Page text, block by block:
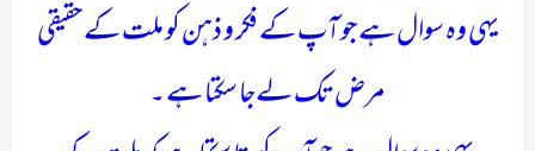
یہی وہ سوال ہے جو آپ کے فکر و ذہن کو ملت کے حقیقی
مرض تک لےجا سکتا ہے ۔